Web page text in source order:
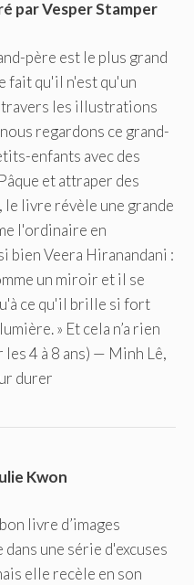
par Vesper Stamper
père est le plus grand
fait qu'il n'est qu'un
les illustrations
regardons ce grand-
enfants avec des
et attraper des
le livre révèle une grande
l'ordinaire en
bien Veera Hiranandani :
un miroir et il se
ce qu'il brille si fort
» Et cela n’a rien
4 à 8 ans) — Minh Lê,
durer
Kwon
livre d’images
une série d'excuses
elle recèle en son